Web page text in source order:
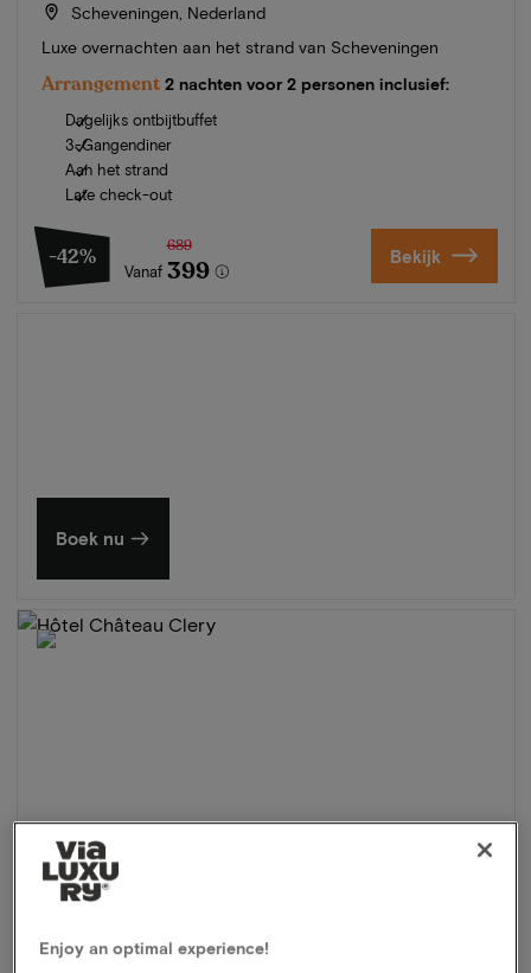
Scheveningen, Nederland
Luxe overnachten aan het strand van Scheveningen
Arrangement 2 nachten voor 2 personen inclusief:
Dagelijks ontbijtbuffet
3-Gangendiner
Aan het strand
Late check-out
-42%
Vanaf
689
399 Bekijk
Boek nu
Enjoy an optimal experience!